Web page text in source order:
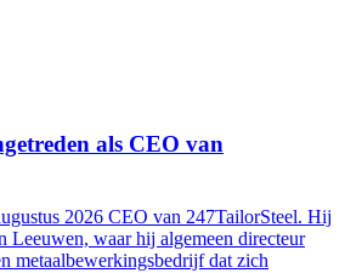
als CEO van
2026 CEO van 247TailorSteel. Hij
Leeuwen, waar hij algemeen directeur
metaalbewerkingsbedrijf dat zich